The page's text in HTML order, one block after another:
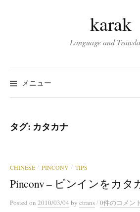
ス
キ
プ
karak
Language and
メニュー
タグ: カタカナ
CHINESE / PINCONV / TIPS
Pinconv – ピンインをカタ
Posted on 2010/03/04 by ctrans/0件のコメント